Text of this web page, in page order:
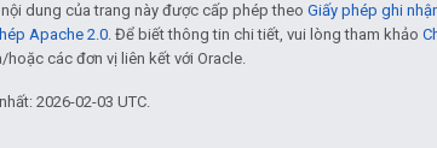
dung của trang này được cấp phép theo Giấy phép ghi
Apache 2.0. Để biết thông tin chi tiết, vui lòng tham khảo
hoặc các đơn vị liên kết với Oracle.
2026-02-03 UTC.